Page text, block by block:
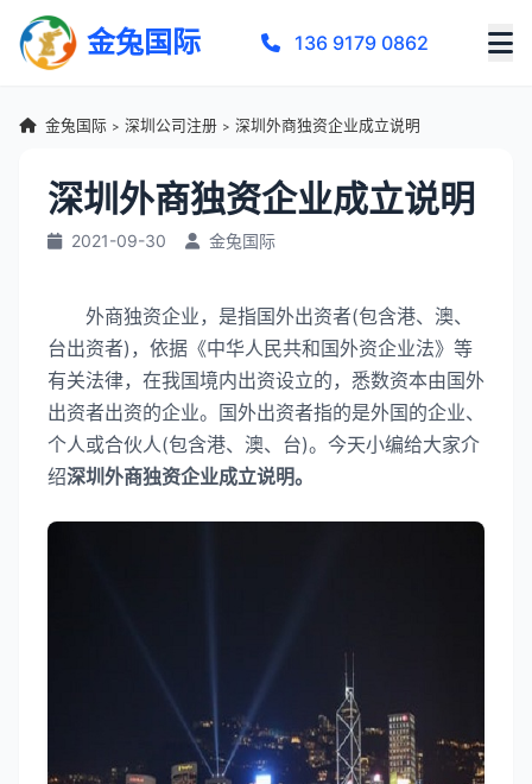
金兔国际 136 9179 0862
金兔国际 > 深圳公司注册 > 深圳外商独资企业成立说明
深圳外商独资企业成立说明
2021-09-30 金兔国际
外商独资企业，是指国外出资者(包含港、澳、
台出资者)，依据《中华人民共和国外资企业法》等
有关法律，在我国境内出资设立的，悉数资本由国外
出资者出资的企业。国外出资者指的是外国的企业、
个人或合伙人(包含港、澳、台)。今天小编给大家介
绍深圳外商独资企业成立说明。